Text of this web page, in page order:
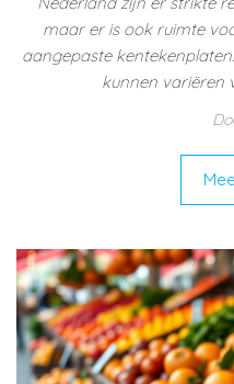
maar er is ook ruimte
aangepaste
kunnen variëren